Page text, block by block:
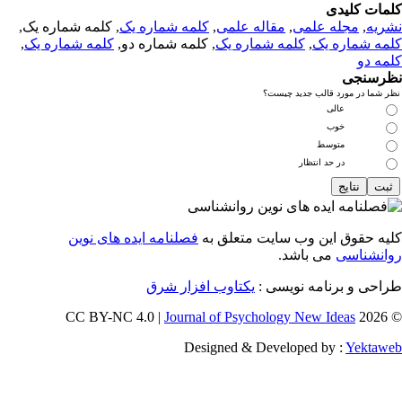
کلیدی
,مجله علمی, مقاله علمی, کلمه شماره یک, کلمه شماره یک,
شماره یک,کلمه شماره یک, کلمه شماره دو,کلمه شماره یک,
دو
شما در مورد قالب جدید چیست؟
عالی
خوب
متوسط
در حد انتظار
حقوق این وب سایت متعلق بهفصلنامه ایده های نوین
می باشد.
و برنامه نویسی : یکتاوب افزار شرق
©
Journal of Psychology New Ideas
Designed & Developed by :